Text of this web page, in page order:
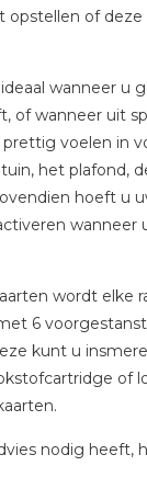
opstellen of
wanneer u
of wanneer uit
voelen in
het plafond,
hoeft u
wanneer
wordt elke
6
kunt u
of
nodig heeft,